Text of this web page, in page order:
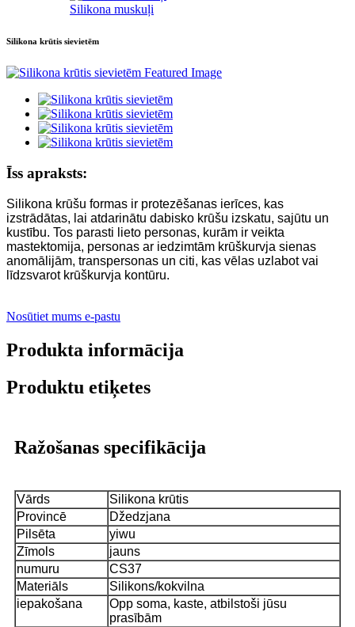
Silikona muskuļi
Silikona krūtis sievietēm
Īss apraksts:
Silikona krūšu formas ir protezēšanas ierīces, kas
izstrādātas, lai atdarinātu dabisko krūšu izskatu, sajūtu un
kustību. Tos parasti lieto personas, kurām ir veikta
mastektomija, personas ar iedzimtām krūškurvja sienas
anomālijām, transpersonas un citi, kas vēlas uzlabot vai
līdzsvarot krūškurvja kontūru.
Nosūtiet mums e-pastu
Produkta informācija
Produktu etiķetes
Ražošanas specifikācija
Vārds
Silikona krūtis
Provincē
Džedzjana
Pilsēta
yiwu
Zīmols
jauns
numuru
CS37
Materiāls
Silikons/kokvilna
iepakošana
Opp soma, kaste, atbilstoši jūsu
prasībām